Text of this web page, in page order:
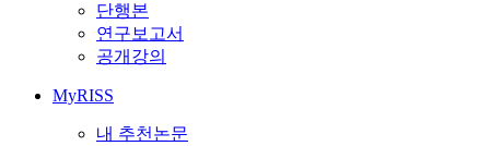
단행본
연구보고서
공개강의
MyRISS
내 추천논문